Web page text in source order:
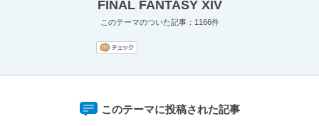
FINAL FANTASY XIV
このテーマのついた記事：1166件
このテーマに投稿された記事